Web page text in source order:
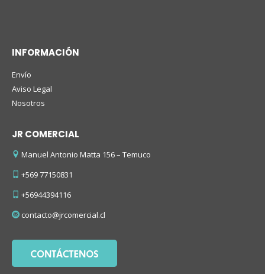
INFORMACIÓN
Envío
Aviso Legal
Nosotros
JR COMERCIAL
Manuel Antonio Matta 156 – Temuco
+569 77150831
+56944394116
contacto@jrcomercial.cl